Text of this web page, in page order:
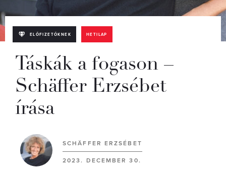
ELŐFIZETŐKNEK HETILAP
Táskák a fogason –
Schäffer Erzsébet
írása
SCHÄFFER ERZSÉBET
2023. DECEMBER 30.